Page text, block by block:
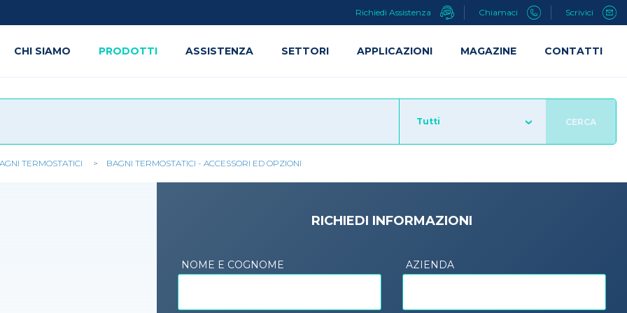
Tutti CERCA
TERMOSTATICI BAGNI TERMOSTATICI - ACCESSORI ED OPZIONI
RICHIEDI INFORMAZIONI
NOME E COGNOME AZIENDA
Richiedi Assistenza Chiamaci Scrivici
CHI SIAMO PRODOTTI ASSISTENZA SETTORI APPLICAZIONI MAGAZINE CONTATTI